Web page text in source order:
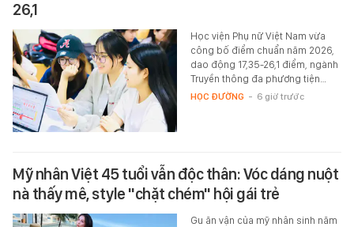
26,1
Học viện Phụ nữ Việt Nam vừa
công bố điểm chuẩn năm 2026,
dao động 17,35-26,1 điểm, ngành
Truyền thông đa phương tiện…
HỌC ĐƯỜNG - 6 giờ trước
Mỹ nhân Việt 45 tuổi vẫn độc thân: Vóc dáng nuột
nà thấy mê, style "chặt chém" hội gái trẻ
Gu ăn vận của mỹ nhân sinh năm